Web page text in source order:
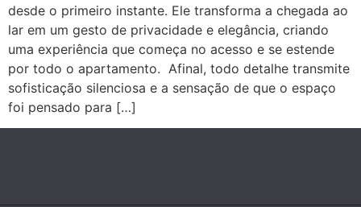
desde o primeiro instante. Ele transforma a chegada ao
lar em um gesto de privacidade e elegância, criando
uma experiência que começa no acesso e se estende
por todo o apartamento. Afinal, todo detalhe transmite
sofisticação silenciosa e a sensação de que o espaço
foi pensado para […]